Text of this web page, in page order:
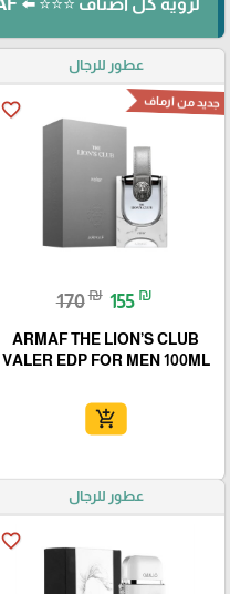
لرؤية كل أصناف ⭐⭐⭐ ⬅️ ARMAF - أرماف
عطور للرجال
favorite_border جديد من ارماف
170₪ 155 ₪
ARMAF THE LION’S CLUB
VALER EDP FOR MEN 100ML
add_shopping_cart
عطور للرجال
favorite_border